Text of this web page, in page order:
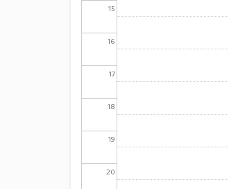
15
16
17
18
19
20